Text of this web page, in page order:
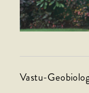
Vastu-